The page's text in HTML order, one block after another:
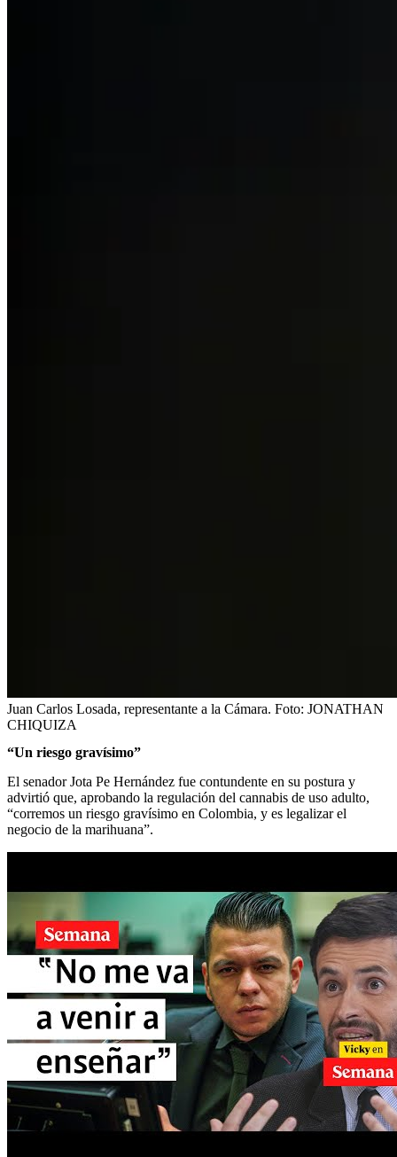
Juan Carlos Losada, representante a la Cámara. Foto: JONATHAN
CHIQUIZA
“Un riesgo gravísimo”
El senador Jota Pe Hernández fue contundente en su postura y
advirtió que, aprobando la regulación del cannabis de uso adulto,
“corremos un riesgo gravísimo en Colombia, y es legalizar el
negocio de la marihuana”.